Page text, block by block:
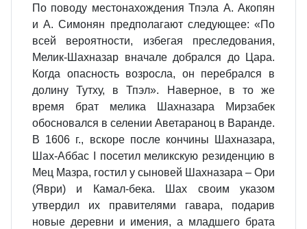
По поводу местонахождения Тпэла А. Акопян
и А. Симонян предполагают следующее: «По
всей вероятности, избегая преследования,
Мелик-Шахназар вначале добрался до Цара.
Когда опасность возросла, он перебрался в
долину Тутху, в Тпэл». Наверное, в то же
время брат мелика Шахназара Мирзабек
обосновался в селении Аветараноц в Варанде.
В 1606 г., вскоре после кончины Шахназара,
Шах-Аббас I посетил меликскую резиденцию в
Мец Мазра, гостил у сыновей Шахназара – Ори
(Яври) и Камал-бека. Шах своим указом
утвердил их правителями гавара, подарив
новые деревни и имения, а младшего брата